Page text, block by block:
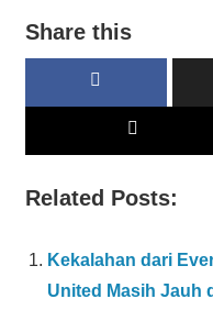
Share this
Related Posts:
Kekalahan dari
United Masih Jauh